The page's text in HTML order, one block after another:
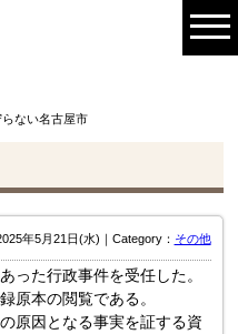
ない名古屋市
年5月21日(水)｜Category： その他
った行政事件を受任した。
原本の閲覧である。
原因となる事実を証する資